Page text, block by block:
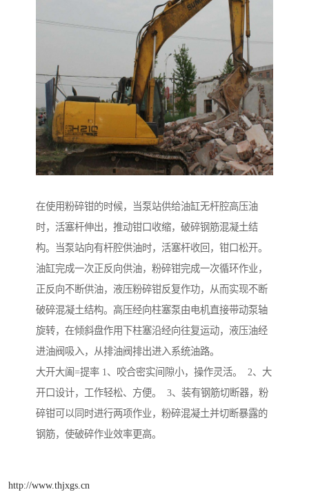
在使用粉碎钳的时候，当泵站供给油缸无杆腔高压油
时，活塞杆伸出，推动钳口收缩，破碎钢筋混凝土结
构。当泵站向有杆腔供油时，活塞杆收回，钳口松开。
油缸完成一次正反向供油，粉碎钳完成一次循环作业，
正反向不断供油，液压粉碎钳反复作功，从而实现不断
破碎混凝土结构。高压经向柱塞泵由电机直接带动泵轴
旋转，在倾斜盘作用下柱塞沿经向往复运动，液压油经
进油阀吸入，从排油阀排出进入系统油路。
大开大阖=提率 1、咬合密实间隙小，操作灵活。 2、大
开口设计，工作轻松、方便。 3、装有钢筋切断器，粉
碎钳可以同时进行两项作业，粉碎混凝土并切断暴露的
钢筋，使破碎作业效率更高。
http://www.thjxgs.cn